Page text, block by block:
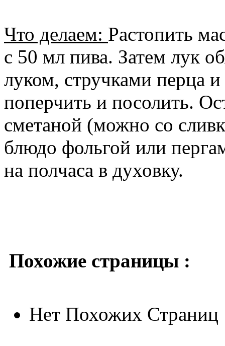
Что делаем: Растопить
с 50 мл пива. Затем лук
луком, стручками перца
поперчить и посолить.
сметаной (можно со
блюдо фольгой или
на полчаса в духовку.
Похожие страницы :
Нет Похожих Страниц